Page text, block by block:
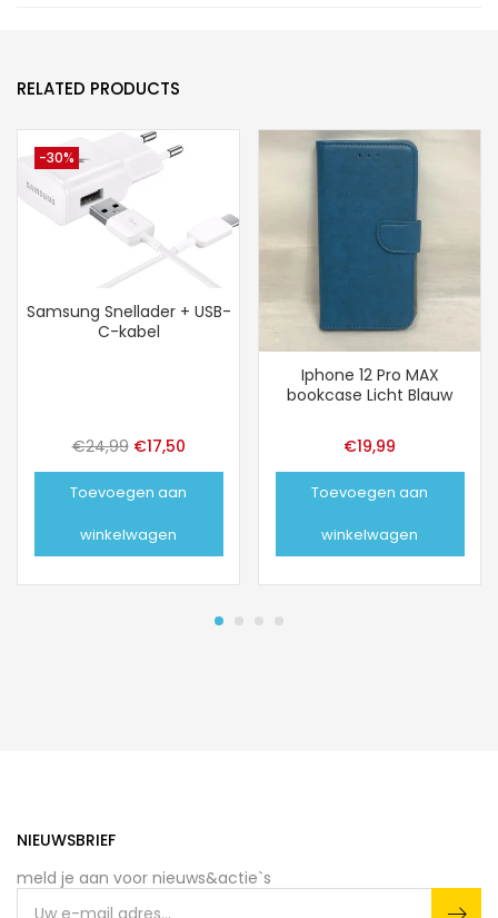
RELATED PRODUCTS
-30%
Samsung Snellader + USB-
C-kabel
€24,99 Oorspronkelijke
prijs
was:
€24,99.
€17,50Huidige
prijs
is:
Toevoegen aan
winkelwagen
Iphone 12 Pro MAX
bookcase Licht Blauw
€19,99
Toevoegen aan
winkelwagen
NIEUWSBRIEF
meld je aan voor nieuws&actie`s